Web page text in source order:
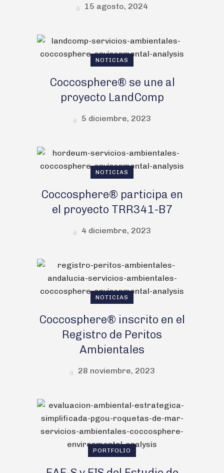
15 agosto, 2024
NOTICIAS
Coccosphere® se une al
proyecto LandComp
5 diciembre, 2023
NOTICIAS
Coccosphere® participa en
el proyecto TRR341-B7
4 diciembre, 2023
NOTICIAS
Coccosphere® inscrito en el
Registro de Peritos
Ambientales
28 noviembre, 2023
PORTFOLIO